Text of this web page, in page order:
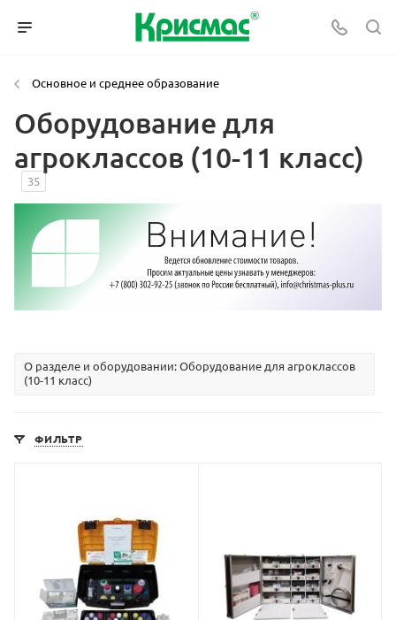
Основное и среднее образование
Оборудование для
агроклассов (10-11 класс)
35
О разделе и оборудовании: Оборудование для агроклассов
(10-11 класс)
ФИЛЬТР